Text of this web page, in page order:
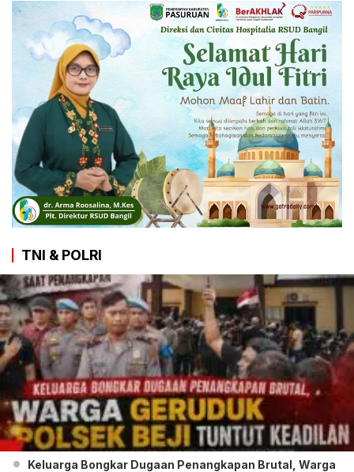
TNI & POLRI
Keluarga Bongkar Dugaan Penangkapan Brutal, Warga